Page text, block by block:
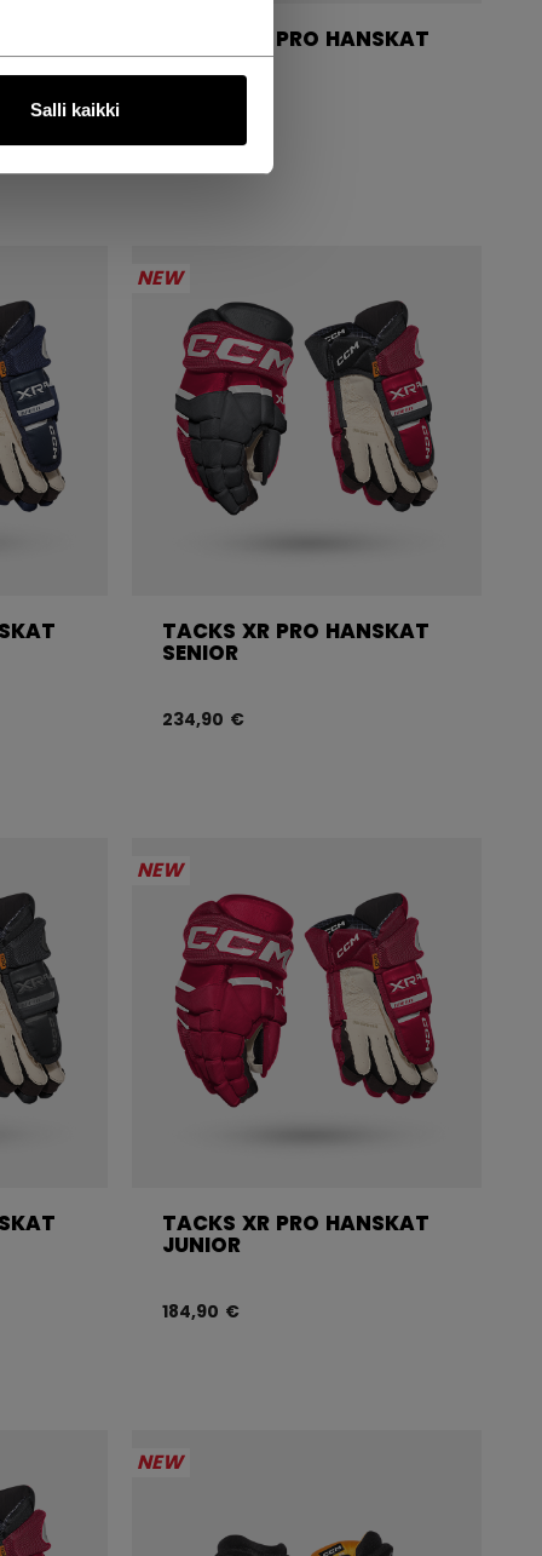
Salli kaikki
TACKS XR PRO HANSKAT
SENIOR
NEW
TACKS XR PRO HANSKAT
SENIOR
234,90 €
NEW
TACKS XR PRO HANSKAT
JUNIOR
184,90 €
NEW